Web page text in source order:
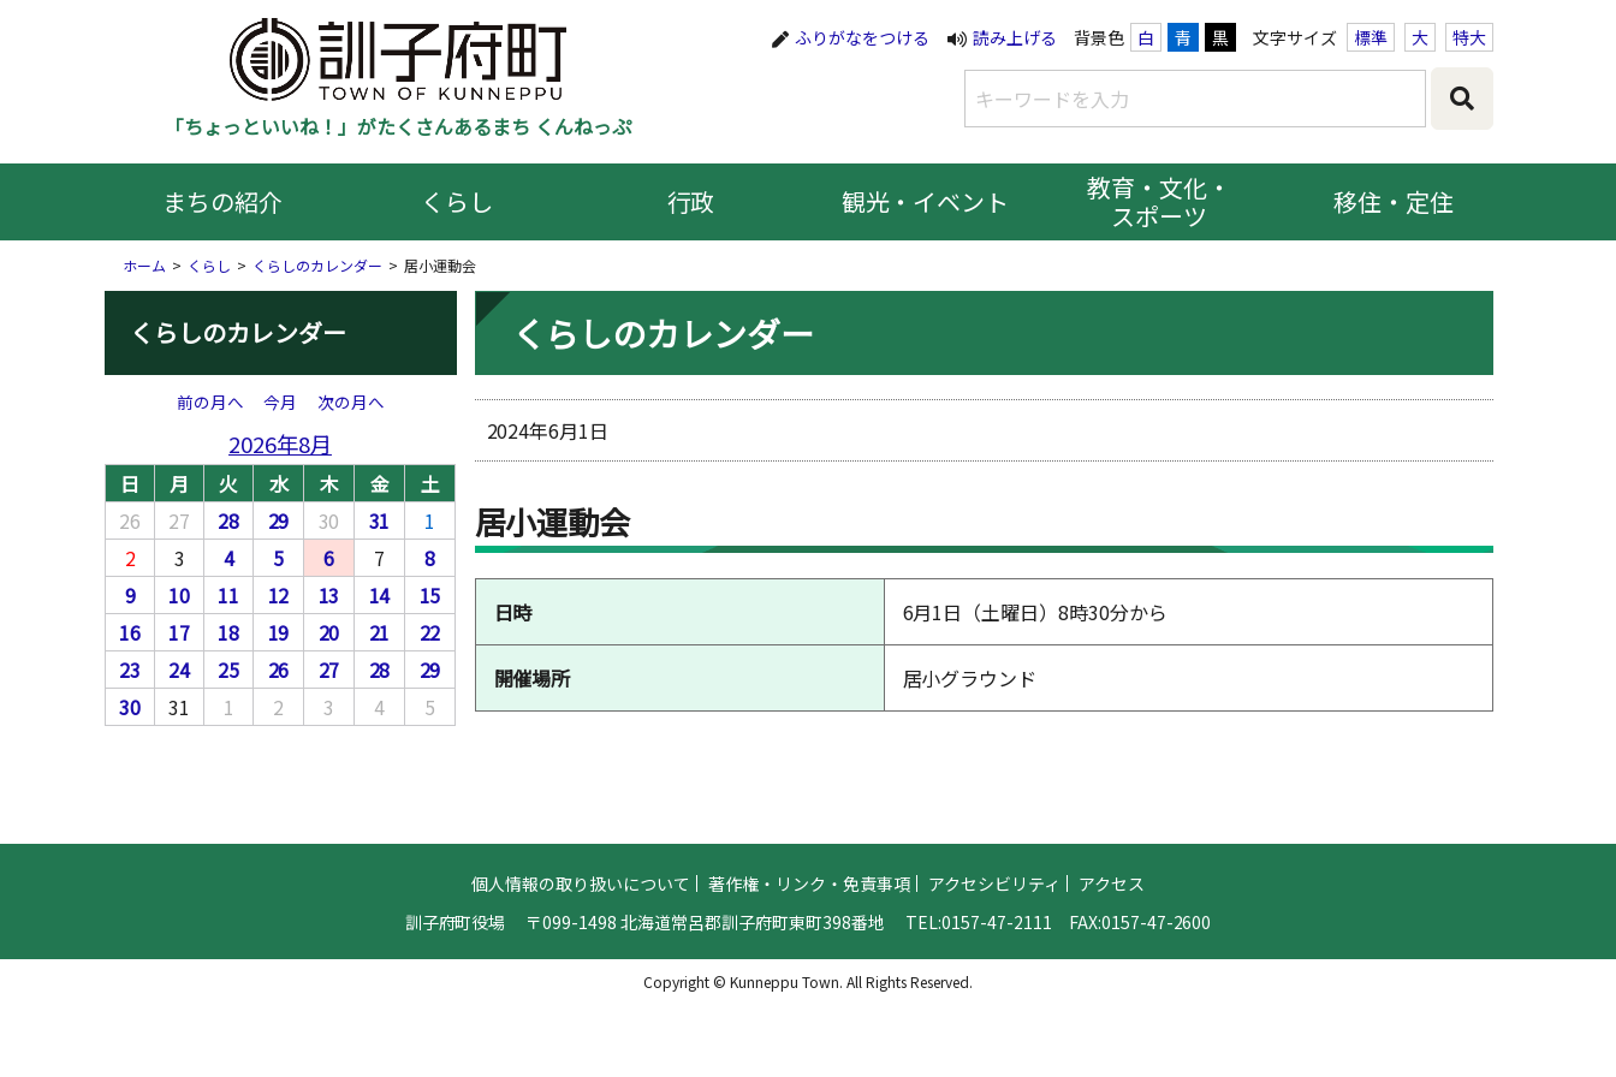
「ちょっといいね！」がたくさんあるまち くんねっぷ
ふりがなをつける 読み上げる 背景色 白 青 黒 文字サイズ 標準 大 特大
まちの紹介 くらし 行政 観光・イベント
教育・文化・
スポーツ
移住・定住
ホーム くらし くらしのカレンダー 居小運動会
くらしのカレンダー
2024年6月1日
居小運動会
日時 6月1日（土曜日）8時30分から
開催場所 居小グラウンド
くらしのカレンダー
前の月へ 今月 次の月へ
2026年8月
日 月 火 水 木 金
土
26
27 28 29 30 31
1
2
3 4 5 6 7
8
9
10 11 12 13 14
15
16
17 18 19 20 21
22
23
24 25 26 27 28
29
30
31 1 2 3 4 5
個人情報の取り扱いについて 著作権・リンク・免責事項 アクセシビリティ
アクセス
訓子府町役場
〒099-1498 北海道常呂郡訓子府町東町398番地 TEL:0157-47-2111 FAX:0157-47-2600
Copyright © Kunneppu Town. All Rights Reserved.